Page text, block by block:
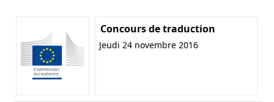
Concours de traduction
Jeudi 24 novembre 2016